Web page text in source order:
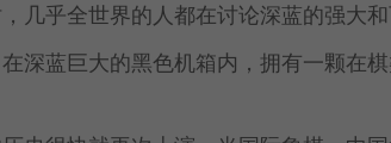
几乎全世界的人都在讨论深蓝的强大
深蓝巨大的黑色机箱内，拥有一颗在棋